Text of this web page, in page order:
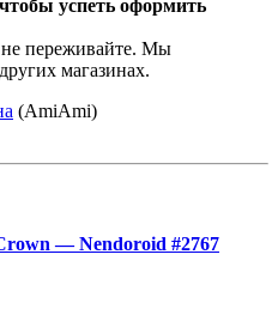
успеть оформить
переживайте. Мы
магазинах.
(AmiAmi)
— Nendoroid #2767